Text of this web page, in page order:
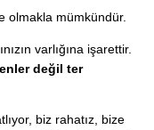
olmakla mümkündür.
varlığına işarettir.
değil ter
biz rahatız, bize